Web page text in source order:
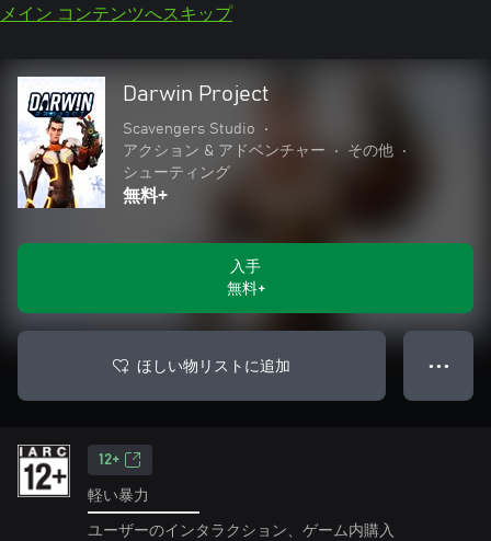
メイン コンテンツへスキップ
Darwin Project
Scavengers Studio
•
アクション & アドベンチャー
• その他
•
シューティング
無料+
入手
無料+
ほしい物リストに追加 ● ● ●
12+
軽い暴力
ユーザーのインタラクション、ゲーム内購入